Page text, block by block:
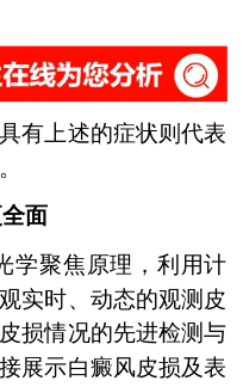
上述的症状则代表
面
聚焦原理，利用计
实时、动态的观测皮
损情况的先进检测与
展示白癜风皮损及表